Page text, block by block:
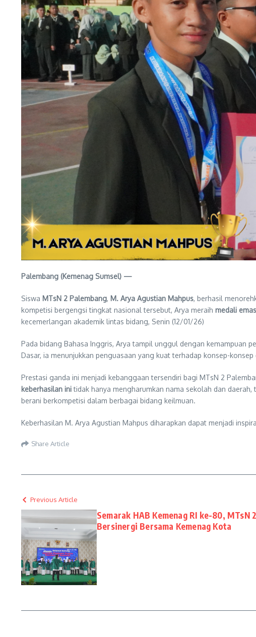
Palembang (Kemenag Sumsel) —
Siswa MTsN 2 Palembang, M. Arya Agustian Mahpus, berhasil
kompetisi bergengsi tingkat nasional tersebut, Arya meraih medali
kecemerlangan akademik lintas bidang, Senin (12/01/26)
Pada bidang Bahasa Inggris, Arya tampil unggul dengan kemampuan
Dasar, ia menunjukkan penguasaan yang kuat terhadap konsep-
Prestasi ganda ini menjadi kebanggaan tersendiri bagi MTsN 2
keberhasilan initidak hanya mengharumkan nama sekolah dan
berani berkompetisi dalam berbagai bidang keilmuan.
Keberhasilan M. Arya Agustian Mahpus diharapkan dapat menjadi
Share Article
Previous Article
Semarak HAB Kemenag RI ke-80, MTsN
Bersinergi Bersama Kemenag Kota